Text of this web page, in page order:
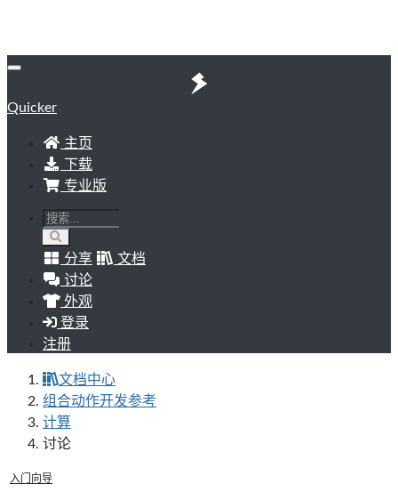
Quicker
主页
下载
专业版
分享
文档
讨论
外观
登录
注册
文档中心
组合动作开发参考
计算
讨论
入门向导